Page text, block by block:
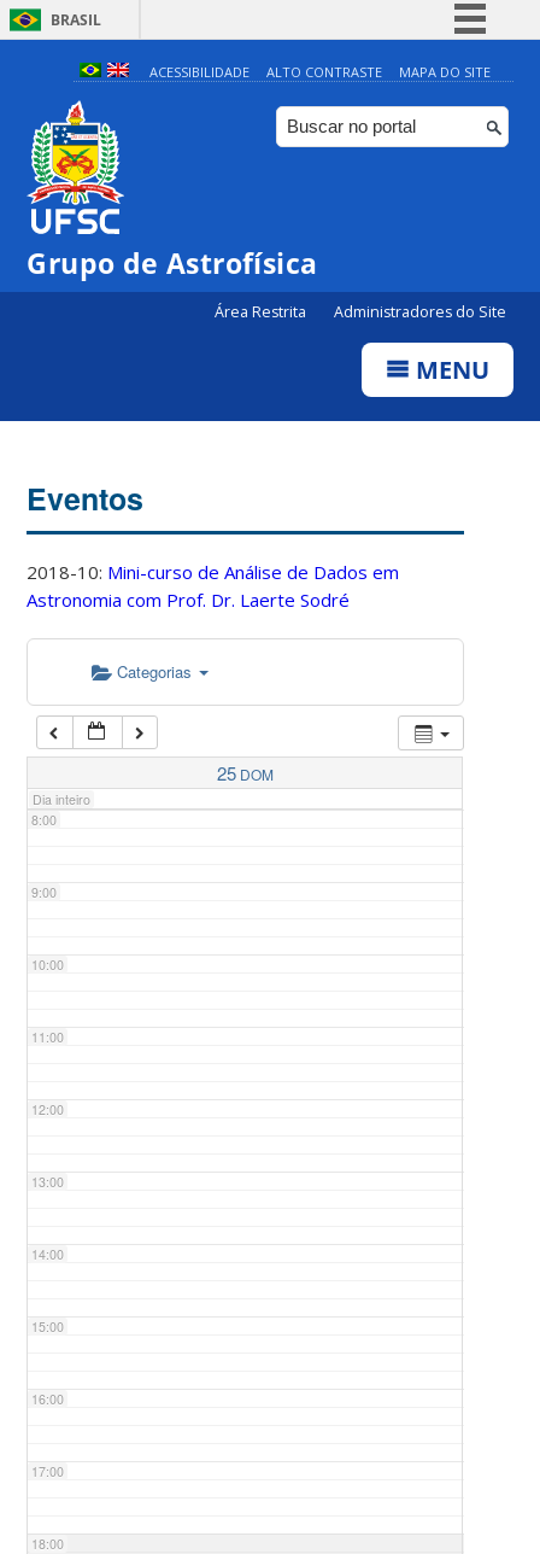
BRASIL
Simplifique!
Comunica BR
Participe
ACESSIBILIDADE ALTO CONTRASTE MAPA DO SITE
Grupo de Astrofísica
Área Restrita Administradores do Site
MENU
Eventos
2018-10: Mini-curso de Análise de Dados em
Astronomia com Prof. Dr. Laerte Sodré
Categorias
25 DOM
Dia inteiro
4:00
5:00
7:00
8:00
9:00
10:00
11:00
12:00
13:00
14:00
15:00
16:00
17:00
18:00